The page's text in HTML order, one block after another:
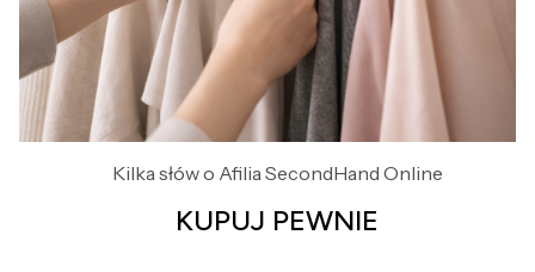
Kilka słów o Afilia SecondHand Online
KUPUJ PEWNIE